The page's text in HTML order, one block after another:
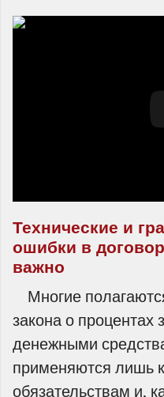
Технические и
ошибки в
важно
Многие
закона о процентах
денежными
применяются лишь
обязательствам и,